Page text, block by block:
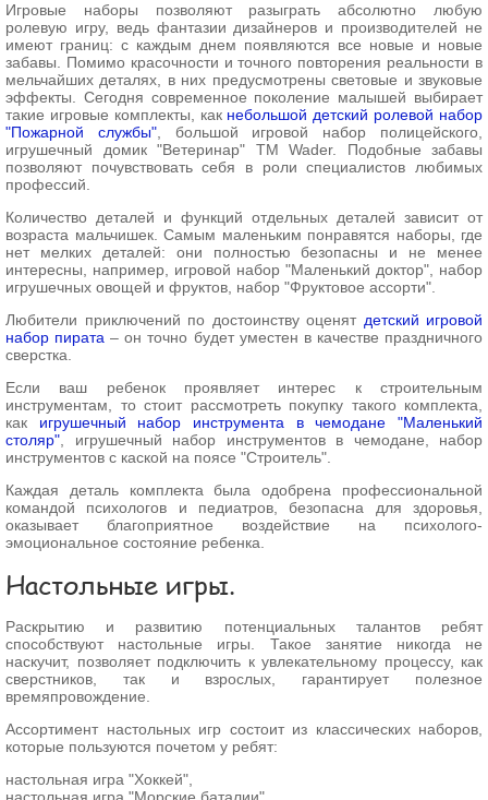
Игровые наборы позволяют разыграть абсолютно любую
ролевую игру, ведь фантазии дизайнеров и производителей не
имеют границ: с каждым днем появляются все новые и новые
забавы. Помимо красочности и точного повторения реальности в
мельчайших деталях, в них предусмотрены световые и звуковые
эффекты. Сегодня современное поколение малышей выбирает
такие игровые комплекты, как небольшой детский ролевой набор
"Пожарной службы", большой игровой набор полицейского,
игрушечный домик "Ветеринар" ТМ Wader. Подобные забавы
позволяют почувствовать себя в роли специалистов любимых
профессий.
Количество деталей и функций отдельных деталей зависит от
возраста мальчишек. Самым маленьким понравятся наборы, где
нет мелких деталей: они полностью безопасны и не менее
интересны, например, игровой набор "Маленький доктор", набор
игрушечных овощей и фруктов, набор "Фруктовое ассорти".
Любители приключений по достоинству оценят детский игровой
набор пирата – он точно будет уместен в качестве праздничного
сверстка.
Если ваш ребенок проявляет интерес к строительным
инструментам, то стоит рассмотреть покупку такого комплекта,
как игрушечный набор инструмента в чемодане "Маленький
столяр" , игрушечный набор инструментов в чемодане, набор
инструментов с каской на поясе "Строитель".
Каждая деталь комплекта была одобрена профессиональной
командой психологов и педиатров, безопасна для здоровья,
оказывает благоприятное воздействие на психолого-
эмоциональное состояние ребенка.
Настольные игры.
Раскрытию и развитию потенциальных талантов ребят
способствуют настольные игры. Такое занятие никогда не
наскучит, позволяет подключить к увлекательному процессу, как
сверстников, так и взрослых, гарантирует полезное
времяпровождение.
Ассортимент настольных игр состоит из классических наборов,
которые пользуются почетом у ребят:
настольная игра "Хоккей",